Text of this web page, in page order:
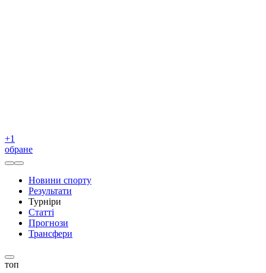
+1
обране
Новини спорту
Результати
Турніри
Статті
Прогнози
Трансфери
топ